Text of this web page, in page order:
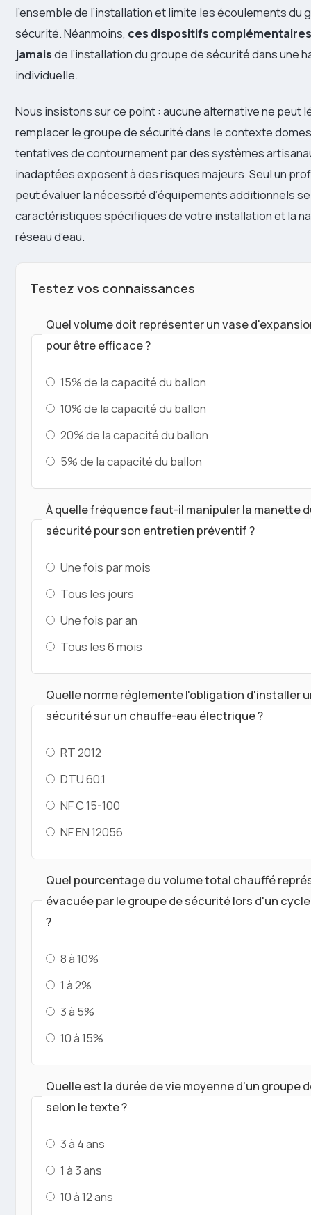
l’ensemble de l’installation et limite les écoulements du
sécurité. Néanmoins, ces dispositifs
jamaisde l’installation du groupe de sécurité dans une
individuelle.
Nous insistons sur ce point : aucune alternative ne peut
remplacer le groupe de sécurité dans le contexte
tentatives de contournement par des systèmes
inadaptées exposent à des risques majeurs. Seul un
peut évaluer la nécessité d’équipements additionnels
caractéristiques spécifiques de votre installation et la
réseau d’eau.
Testez vos connaissances
Quel volume doit représenter un vase
pour être efficace ?
15% de la capacité du ballon
10% de la capacité du ballon
20% de la capacité du ballon
5% de la capacité du ballon
À quelle fréquence faut-il manipuler la manette
sécurité pour son entretien préventif ?
Une fois par mois
Tous les jours
Une fois par an
Tous les 6 mois
Quelle norme réglemente l'obligation d'installer
sécurité sur un chauffe-eau électrique ?
RT 2012
DTU 60.1
NF C 15-100
NF EN 12056
Quel pourcentage du volume total chauffé
évacuée par le groupe de sécurité lors d'un
?
8 à 10%
1 à 2%
3 à 5%
10 à 15%
Quelle est la durée de vie moyenne d'un groupe
selon le texte ?
3 à 4 ans
1 à 3 ans
10 à 12 ans